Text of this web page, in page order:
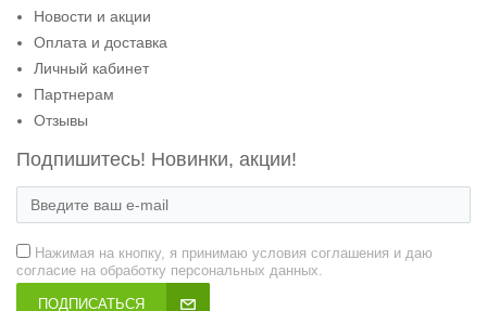
Новости и акции
Оплата и доставка
Личный кабинет
Партнерам
Отзывы
Подпишитесь! Новинки, акции!
Нажимая на кнопку, я принимаю условия соглашения и даю
согласие на обработку персональных данных.
ПОДПИСАТЬСЯ